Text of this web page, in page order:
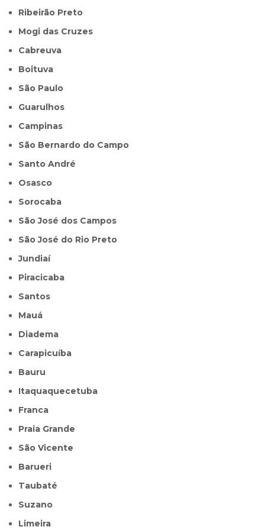
Ribeirão Preto
Mogi das Cruzes
Cabreuva
Boituva
São Paulo
Guarulhos
Campinas
São Bernardo do Campo
Santo André
Osasco
Sorocaba
São José dos Campos
São José do Rio Preto
Jundiaí
Piracicaba
Santos
Mauá
Diadema
Carapicuíba
Bauru
Itaquaquecetuba
Franca
Praia Grande
São Vicente
Barueri
Taubaté
Suzano
Limeira